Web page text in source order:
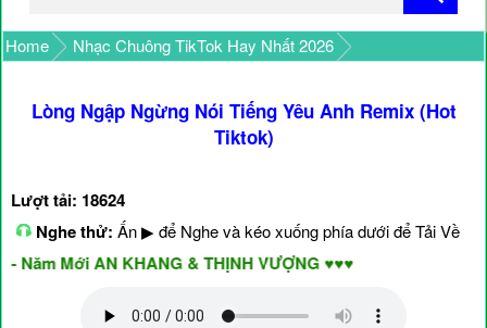
Home Nhạc Chuông TikTok Hay Nhất 2026
Lòng Ngập Ngừng Nói Tiếng Yêu Anh Remix (Hot
Tiktok)
Lượt tải: 18624
Nghe thử: Ấn ▶ để Nghe và kéo xuống phía dưới để Tải Về
Mới AN KHANG & THỊNH VƯỢNG ♥♥♥